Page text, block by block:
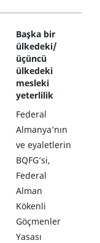
Başka bir
ülkedeki/
üçüncü
ülkedeki
mesleki
yeterlilik
Federal
Almanya’nın
ve eyaletlerin
BQFG’si,
Federal
Alman
Kökenli
Göçmenler
Yasası